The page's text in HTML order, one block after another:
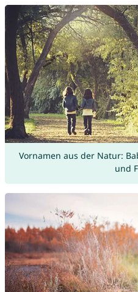
Vornamen aus der Natur:
und